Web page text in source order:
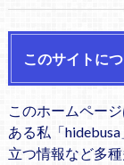
このサイトに
このホームペー
ある私「
立つ情報など多